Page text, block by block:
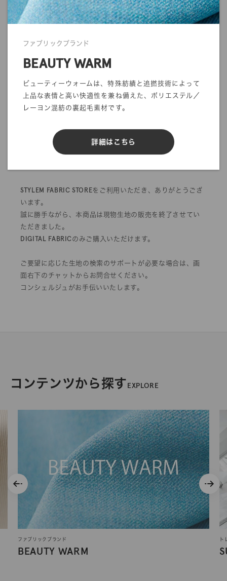
ファブリックブランド
BEAUTY WARM
ビューティーウォームは、特殊紡績と追撚技術によって
上品な表情と高い快適性を兼ね備えた、ポリエステル／
レーヨン混紡の裏起毛素材です。
詳細はこちら
在庫／品質情報照会
販売終了のお知らせ
STYLEM FABRIC STOREをご利用いただき、ありがとうござ
います。
誠に勝手ながら、本商品は現物生地の販売を終了させてい
ただきました。
DIGITAL FABRICのみご購入いただけます。
ご要望に応じた生地の検索のサポートが必要な場合は、画
面右下のチャットからお問合せください。
コンシェルジュがお手伝いいたします。
反物オーダー
DIGITAL FABRIC
コンテンツから探すEXPLORE
ファブリックブランド
BEAUTY WARM
ト